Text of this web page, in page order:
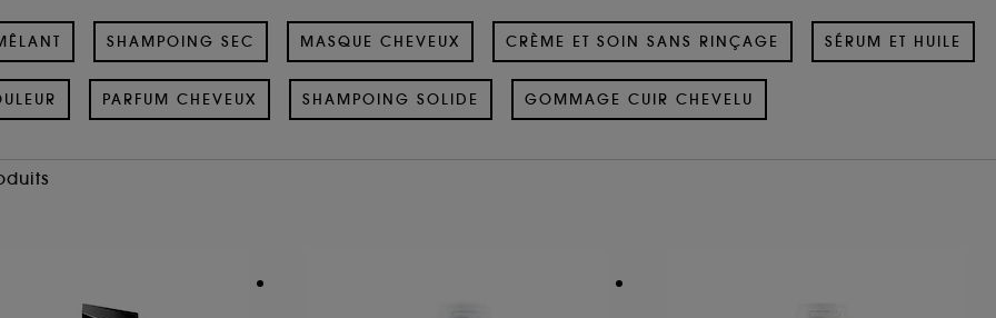
SHAMPOING SEC MASQUE CHEVEUX CRÈME ET SOIN SANS RINÇAGE SÉRUM ET HUILE
PARFUM CHEVEUX SHAMPOING SOLIDE GOMMAGE CUIR CHEVELU